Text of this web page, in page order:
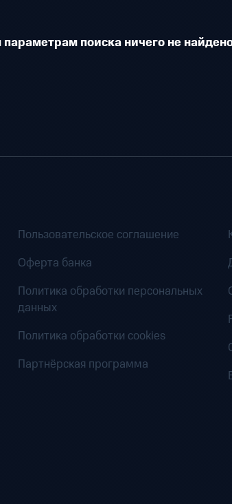
поиска ничего не
Пользовательское соглашение
Оферта банка
Политика обработки персональных
данных
Политика обработки cookies
Партнёрская программа